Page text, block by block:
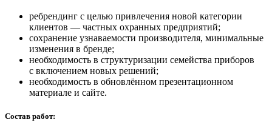
ребрендинг с целью привлечения новой категории
клиентов — частных охранных предприятий;
сохранение узнаваемости производителя, минимальные
изменения в бренде;
необходимость в структуризации семейства приборов
с включением новых решений;
необходимость в обновлённом презентационном
материале и сайте.
Состав работ: